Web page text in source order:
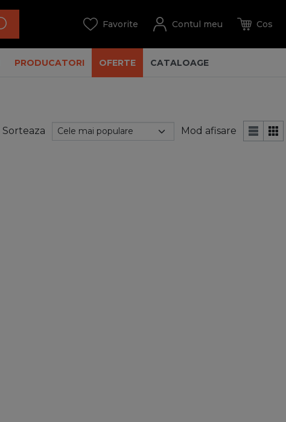
PRODUCATORI OFERTE CATALOAGE
Sorteaza Mod afisare